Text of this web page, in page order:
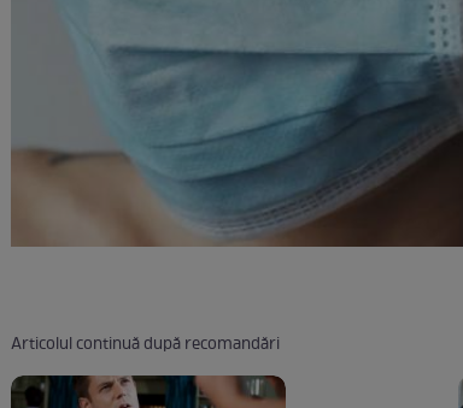
Articolul continuă după recomandări